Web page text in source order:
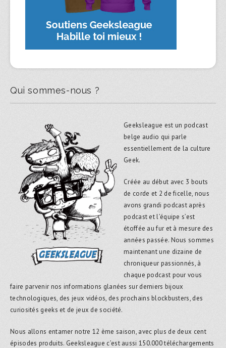
Qui sommes-nous ?
Geeksleague est un podcast
belge audio qui parle
essentiellement de la culture
Geek.
Créée au début avec 3 bouts
de corde et 2 de ficelle, nous
avons grandi podcast après
podcast et l’équipe s’est
étoffée au fur et à mesure des
années passée. Nous sommes
maintenant une dizaine de
chroniqueur passionnés, à
chaque podcast pour vous
faire parvenir nos informations glanées sur derniers bijoux
technologiques, des jeux vidéos, des prochains blockbusters, des
curiosités geeks et de jeux de société.
Nous allons entamer notre 12 ème saison, avec plus de deux cent
épisodes produits. Geeksleague c’est aussi 150.000 téléchargements